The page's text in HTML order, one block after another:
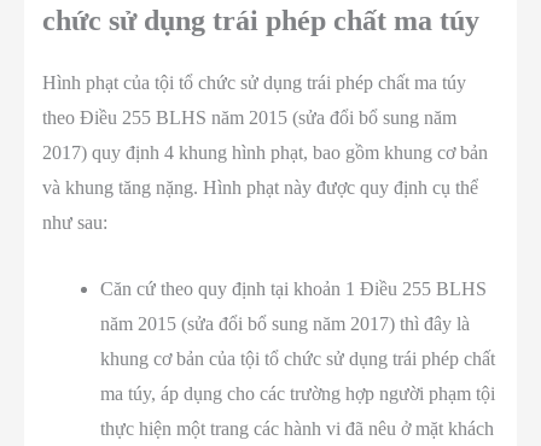
chức sử dụng trái phép chất ma túy
Hình phạt của tội tổ chức sử dụng trái phép chất ma túy
theo Điều 255 BLHS năm 2015 (sửa đổi bổ sung năm
2017) quy định 4 khung hình phạt, bao gồm khung cơ bản
và khung tăng nặng. Hình phạt này được quy định cụ thể
như sau:
Căn cứ theo quy định tại khoản 1 Điều 255 BLHS
năm 2015 (sửa đổi bổ sung năm 2017) thì đây là
khung cơ bản của tội tổ chức sử dụng trái phép chất
ma túy, áp dụng cho các trường hợp người phạm tội
thực hiện một trang các hành vi đã nêu ở mặt khách